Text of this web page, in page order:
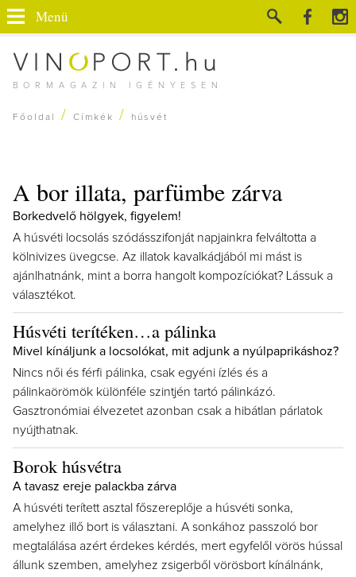
BORMAGAZIN IGÉNYESEN
Menü
Főoldal / Címkék / húsvét
A bor illata, parfümbe zárva
Borkedvelő hölgyek, figyelem!
A húsvéti locsolás szódásszifonját napjainkra felváltotta a
kölnivizes üvegcse. Az illatok kavalkádjából mi mást is
ajánlhatnánk, mint a borra hangolt kompozíciókat? Lássuk a
választékot.
Húsvéti terítéken…a pálinka
Mivel kínáljunk a locsolókat, mit adjunk a nyúlpaprikáshoz?
Nincs női és férfi pálinka, csak egyéni ízlés és a
pálinkaörömök különféle szintjén tartó pálinkázó.
Gasztronómiai élvezetet azonban csak a hibátlan párlatok
nyújthatnak.
Borok húsvétra
A tavasz ereje palackba zárva
A húsvéti terített asztal főszereplője a húsvéti sonka,
amelyhez illő bort is választani. A sonkához passzoló bor
megtalálása azért érdekes kérdés, mert egyfelől vörös hússal
állunk szemben, amelyhez zsigerből vörösbort kínálnánk,